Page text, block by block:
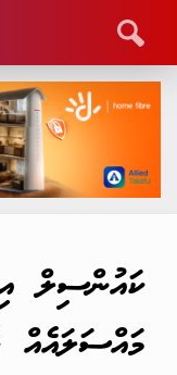
ކައުންސިލް
މައްސަލައެއް